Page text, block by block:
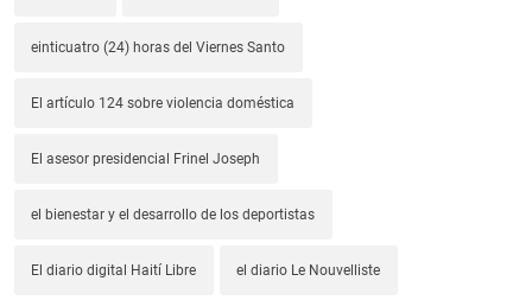
einticuatro (24) horas del Viernes Santo
El artículo 124 sobre violencia doméstica
El asesor presidencial Frinel Joseph
el bienestar y el desarrollo de los deportistas
El diario digital Haití Libre el diario Le Nouvelliste